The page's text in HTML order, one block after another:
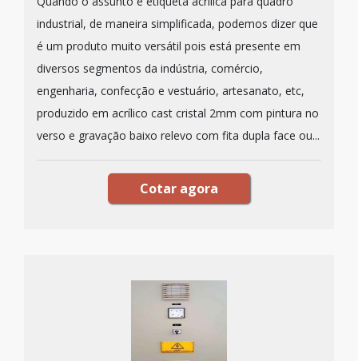
industrial, de maneira simplificada, podemos dizer que
é um produto muito versátil pois está presente em
diversos segmentos da indústria, comércio,
engenharia, confecção e vestuário, artesanato, etc,
produzido em acrílico cast cristal 2mm com pintura no
verso e gravação baixo relevo com fita dupla face ou...
Cotar agora